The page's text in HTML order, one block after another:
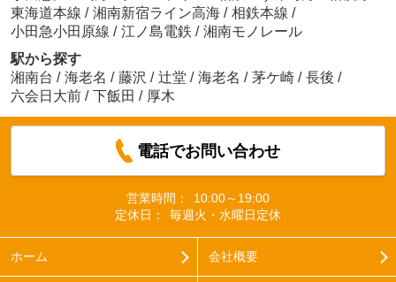
東海道本線 / 湘南新宿ライン高海 / 相鉄本線 /
小田急小田原線 / 江ノ島電鉄 / 湘南モノレール
駅から探す
湘南台 / 海老名 / 藤沢 / 辻堂 / 海老名 / 茅ケ崎 / 長後 /
六会日大前 / 下飯田 / 厚木
電話でお問い合わせ
営業時間：
10:00～19:00
定休日：
毎週火・水曜日定休
ホーム 会社概要